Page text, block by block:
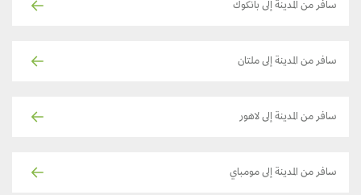
سافر من المدينة إلى بانكوك
سافر من المدينة إلى ملتان
سافر من المدينة إلى لاهور
سافر من المدينة إلى مومباي